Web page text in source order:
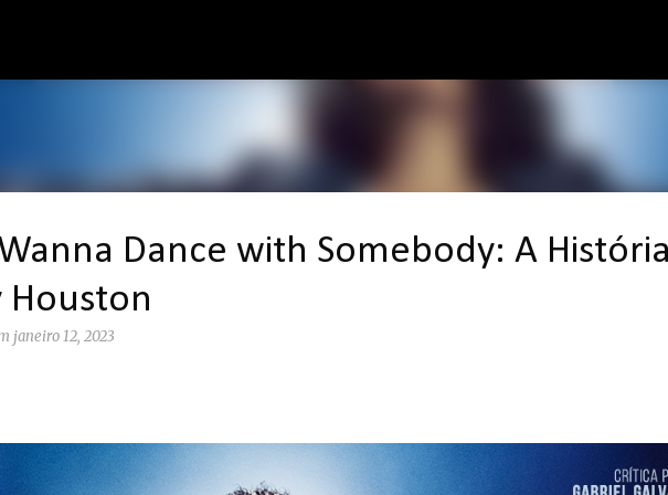
Dance with Somebody: A
janeiro 12, 2023